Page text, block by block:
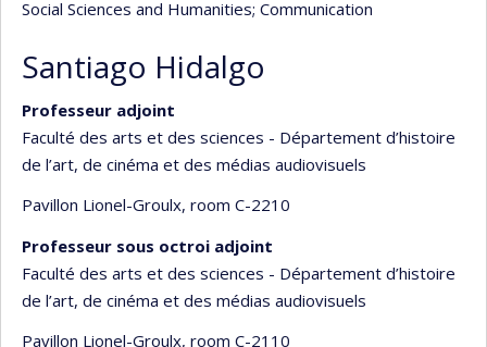
Social Sciences and Humanities; Communication
Santiago Hidalgo
Professeur adjoint
Faculté des arts et des sciences - Département d’histoire
de l’art, de cinéma et des médias audiovisuels
Pavillon Lionel-Groulx, room C-2210
Professeur sous octroi adjoint
Faculté des arts et des sciences - Département d’histoire
de l’art, de cinéma et des médias audiovisuels
Pavillon Lionel-Groulx, room C-2110